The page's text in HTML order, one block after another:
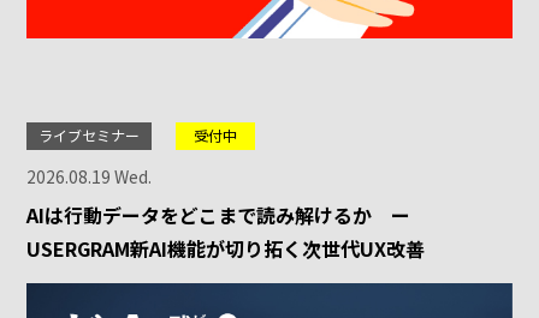
ライブセミナー 受付中
2026.08.19 Wed.
AIは行動データをどこまで読み解けるか ー
USERGRAM新AI機能が切り拓く次世代UX改善